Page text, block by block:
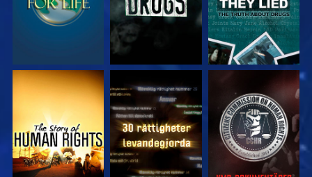
TITTA TITTA TITTA